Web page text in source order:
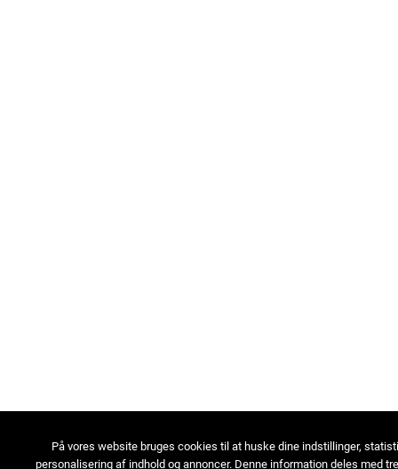
På vores website bruges cookies til at huske dine indstillinger,
personalisering af indhold og annoncer. Denne information deles med